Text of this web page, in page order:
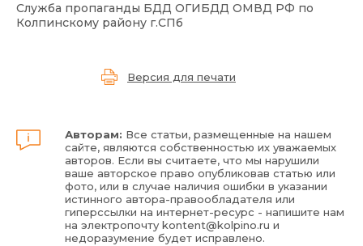
Служба пропаганды БДД ОГИБДД ОМВД РФ по
Колпинскому району г.СПб
Версия для печати
Авторам: Все статьи, размещенные на нашем
сайте, являются собственностью их уважаемых
авторов. Если вы считаете, что мы нарушили
ваше авторское право опубликовав статью или
фото, или в случае наличия ошибки в указании
истинного автора-правообладателя или
гиперссылки на интернет-ресурс - напишите нам
на электропочтуkontent@kolpino.ru и
недоразумение будет исправлено.